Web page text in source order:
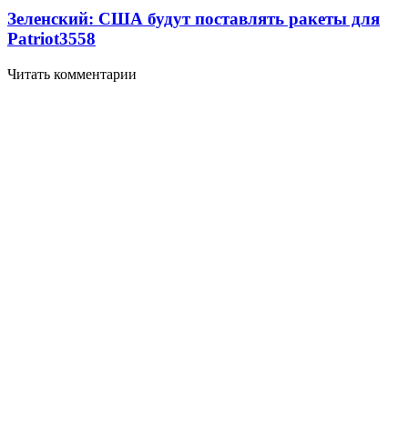
Зеленский: США будут поставлять ракеты для
Patriot3558
Читать комментарии